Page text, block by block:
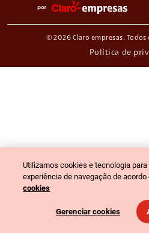
© 2026 Claro empresas.
Política de
Utilizamos cookies e tecnologia
experiência de navegação de acordo
cookies
Gerenciar cookies